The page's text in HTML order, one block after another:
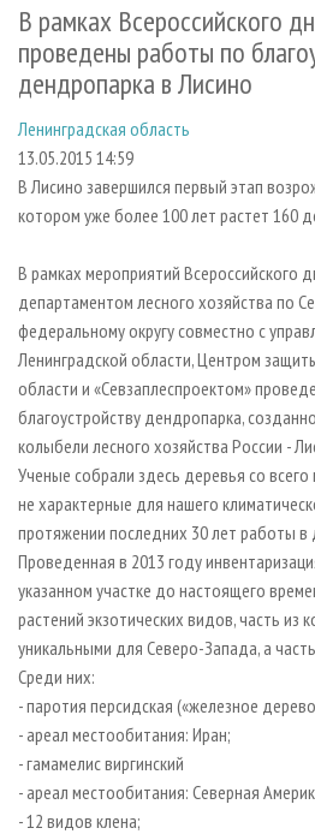
ЛЕСОПИЛЕНИЕ
ДЕРЕВООБРАБОТКА
СУШКА ДРЕВЕСИНЫ
ПРОИЗВОДСТВО ДРЕВЕСНЫХ ПЛИТ
ДЕРЕВЯННОЕ ДОМОСТРОЕНИЕ
БИОЭНЕРГЕТИКА
ЦБП
ИНСТРУМЕНТ И МАТЕРИАЛЫ
НОВОСТИ ЖУРНАЛА
НОВОСТИ КОМПАНИЙ
ПРЕДПРИЯТИЯ ЛПК
ЛЕСНЫЕ РЕГИОНЫ РОССИИ
ПЕРСОНЫ
МОБИЛЬНЫЕ ВЫСТАВКИ
ОФИЦИАЛЬНЫЕ ДЕЛЕГАЦИИ
RUSSIAN FORESTRY REVIEW
ГАЗЕТА ЛЕСПРОМФОРУМ
БИБЛИОТЕКА СПЕЦИАЛИСТА
АРХИВ ЖУРНАЛОВ
СТАТЬИ
О ЖУРНАЛЕ
ПОДПИСКА
КОНТАКТЫ
РЕКЛАМОДАТЕЛЯМ
РЕКЛАМА
РЕКЛАМА НА САЙТЕ
В рамках Всероссийского
проведены работы по
дендропарка в Лисино
Ленинградская область
13.05.2015 14:59
В Лисино завершился первый этап
котором уже более 100 лет растет 160
В рамках мероприятий Всероссийского
департаментом лесного хозяйства по
федеральному округу совместно с
Ленинградской области, Центром
области и «Севзаплеспроектом»
благоустройству дендропарка,
колыбели лесного хозяйства России -
Ученые собрали здесь деревья со
не характерные для нашего
протяжении последних 30 лет работы в
Проведенная в 2013 году
указанном участке до настоящего
растений экзотических видов, часть из
уникальными для Северо-Запада, а
Среди них:
- паротия персидская («железное
- ареал местообитания: Иран;
- гамамелис виргинский
- ареал местообитания: Северная
- 12 видов клена;